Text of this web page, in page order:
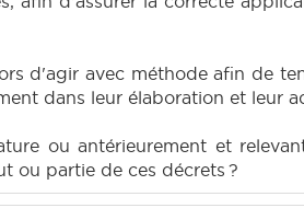
d'agir avec méthode afin de
dans leur élaboration et leur
ou antérieurement et
ou partie de ces décrets ?